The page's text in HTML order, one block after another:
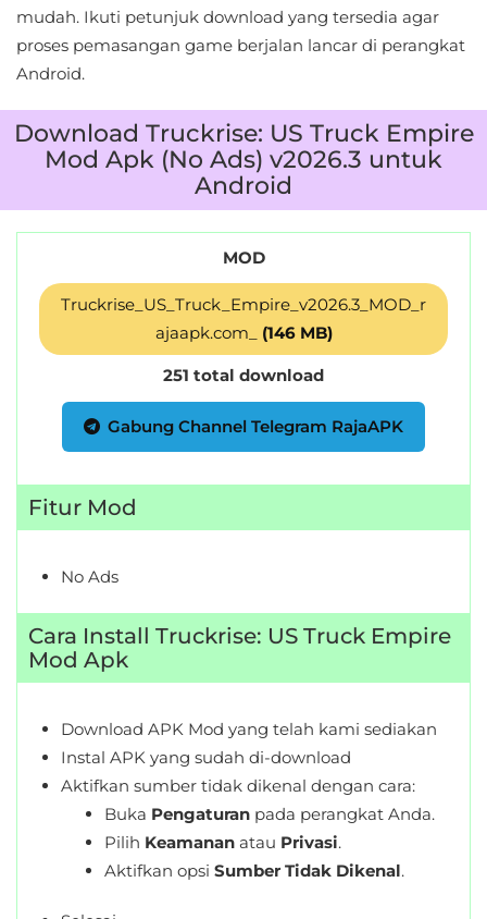
mudah. Ikuti petunjuk download yang tersedia agar
proses pemasangan game berjalan lancar di perangkat
Android.
Download Truckrise: US Truck Empire
Mod Apk (No Ads) v2026.3 untuk
Android
MOD
Truckrise_US_Truck_Empire_v2026.3_MOD_r
ajaapk.com_ (146 MB)
251 total download
Gabung Channel Telegram RajaAPK
Fitur Mod
No Ads
Cara Install Truckrise: US Truck Empire
Mod Apk
Download APK Mod yang telah kami sediakan
Instal APK yang sudah di-download
Aktifkan sumber tidak dikenal dengan cara:
Buka Pengaturan pada perangkat Anda.
Pilih Keamanan atau Privasi.
Aktifkan opsi Sumber Tidak Dikenal.